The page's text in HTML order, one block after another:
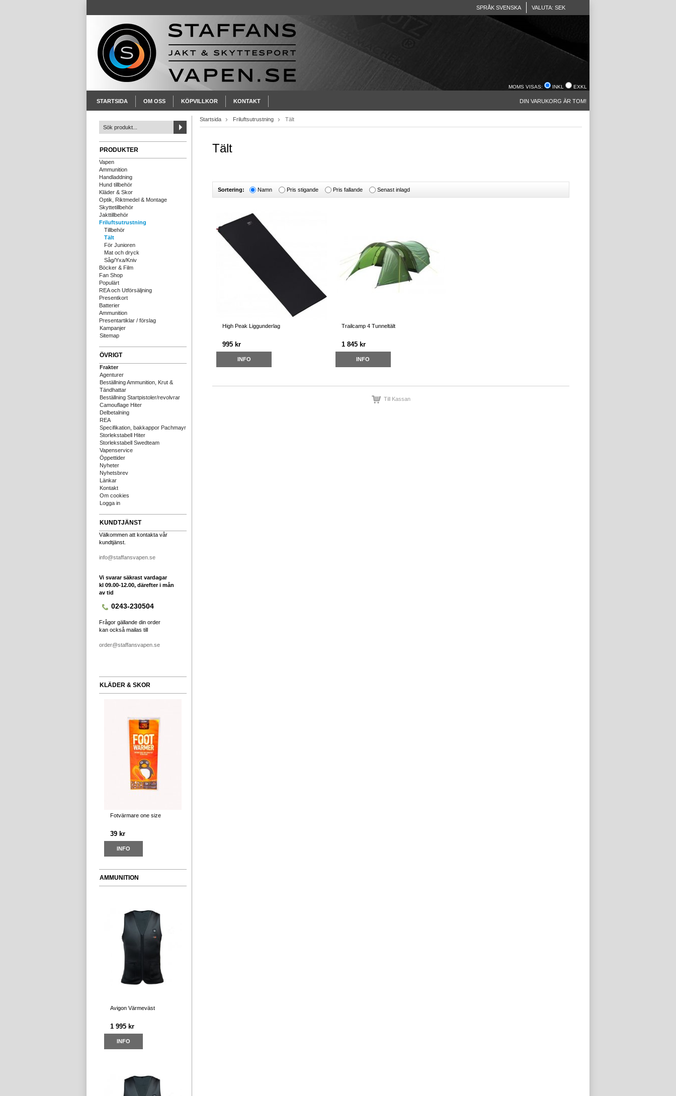
SPRÅK SVENSKA VALUTA: SEK
MOMS VISAS: INKL EXKL
STARTSIDA OM OSS KÖPVILLKOR KONTAKT DIN VARUKORG ÄR TOM!
PRODUKTER
Vapen
Ammunition
Handladdning
Hund tillbehör
Kläder & Skor
Optik, Riktmedel & Montage
Skyttetillbehör
Jakttillbehör
Friluftsutrustning
Tillbehör
Tält
För Junioren
Mat och dryck
Såg/Yxa/Kniv
Böcker & Film
Fan Shop
Populärt
REA och Utförsäljning
Presentkort
Batterier
Ammunition
Presentartiklar / förslag
Kampanjer
Sitemap
ÖVRIGT
Frakter
Agenturer
Beställning Ammunition, Krut &
Tändhattar
Beställning Startpistoler/revolvrar
Camouflage Hiter
Delbetalning
REA
Specifikation, bakkappor Pachmayr
Storlekstabell Hiter
Storlekstabell Swedteam
Vapenservice
Öppettider
Nyheter
Nyhetsbrev
Länkar
Kontakt
Om cookies
Logga in
KUNDTJÄNST
Välkommen att kontakta vår
kundtjänst.
info@staffansvapen.se
Vi svarar säkrast vardagar
kl 09.00-12.00, därefter i mån
av tid
0243-230504
Frågor gällande din order
kan också mailas till
order@staffansvapen.se
KLÄDER & SKOR
Fotvärmare one size
39 kr
INFO
AMMUNITION
Avigon Värmeväst
1 995 kr
INFO
Startsida Friluftsutrustning Tält
Tält
Sortering: Namn Pris stigande Pris fallande Senast inlagd
High Peak Liggunderlag
995 kr
INFO
Trailcamp 4 Tunneltält
1 845 kr
INFO
Till Kassan